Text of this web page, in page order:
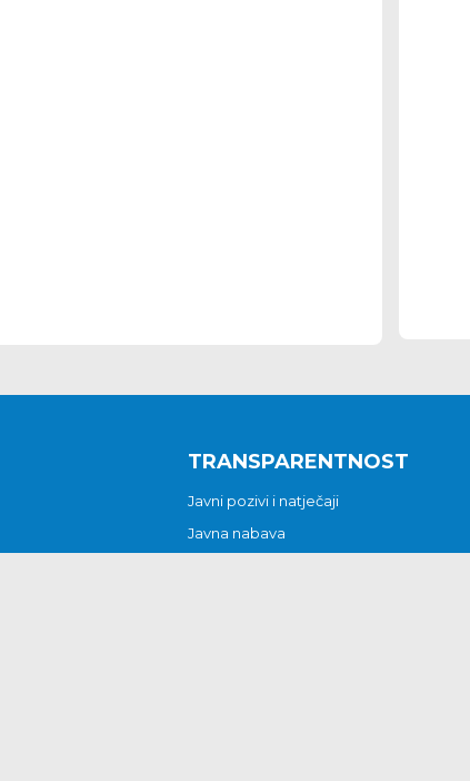
TRANSPARENTNOST
Javni pozivi i natječaji
Javna nabava